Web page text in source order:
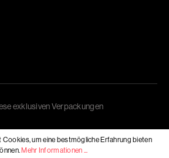
exklusiven Verpackungen
Cookies, um eine bestmögliche Erfahrung bieten
Mehr Informationen ...